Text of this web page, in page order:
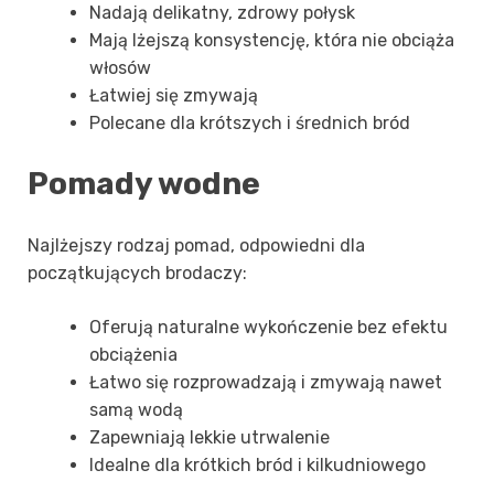
Nadają delikatny, zdrowy połysk
Mają lżejszą konsystencję, która nie obciąża
włosów
Łatwiej się zmywają
Polecane dla krótszych i średnich bród
Pomady wodne
Najlżejszy rodzaj pomad, odpowiedni dla
początkujących brodaczy:
Oferują naturalne wykończenie bez efektu
obciążenia
Łatwo się rozprowadzają i zmywają nawet
samą wodą
Zapewniają lekkie utrwalenie
Idealne dla krótkich bród i kilkudniowego